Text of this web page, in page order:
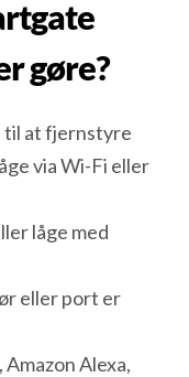
gøre?
til at fjernstyre
via Wi-Fi eller
låge med
eller port er
Alexa,